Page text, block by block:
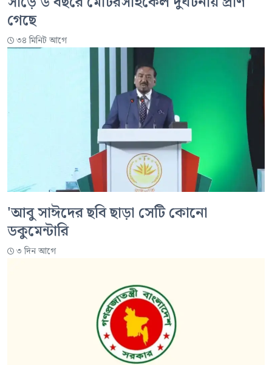
গেছে
৩৪ মিনিট আগে
'আবু সাঈদের ছবি ছাড়া সেটি কোনো
ডকুমেন্টারি
৩ দিন আগে